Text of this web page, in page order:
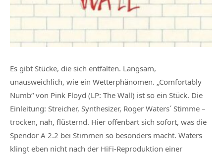
Es gibt Stücke, die sich entfalten. Langsam,
unausweichlich, wie ein Wetterphänomen. „Comfortably
Numb“ von Pink Floyd (LP: The Wall) ist so ein Stück. Die
Einleitung: Streicher, Synthesizer, Roger Waters´ Stimme –
trocken, nah, flüsternd. Hier offenbart sich sofort, was die
Spendor A 2.2 bei Stimmen so besonders macht. Waters
klingt eben nicht nach der HiFi-Reproduktion einer